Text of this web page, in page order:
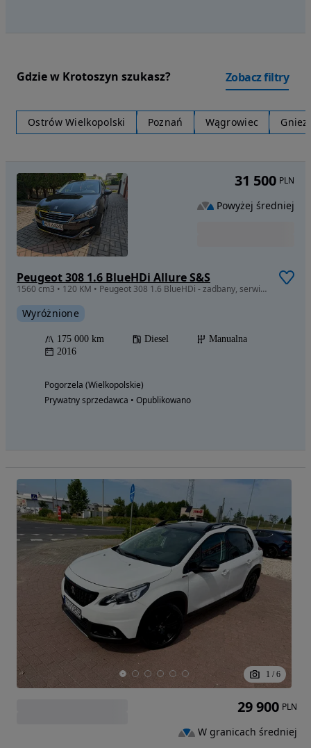
Gdzie w Krotoszyn szukasz? Zobacz filtry
Ostrów Wielkopolski Poznań Wągrowiec
Peugeot 308 1.6 BlueHDi Allure S&S
1560 cm3 • 120 KM • Peugeot 308 1.6 BlueHDi - zadbany, serwisowany
Wyróżnione
175 000 km Diesel
Manualna
2016
Pogorzela (Wielkopolskie)
Prywatny sprzedawca • Opublikowano
31 500 PLN
Powyżej średniej
1 / 6
29 900 PLN
W granicach średniej